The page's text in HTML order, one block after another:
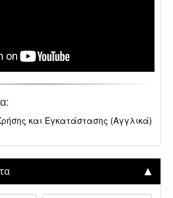
και Εγκατάστασης (Αγγλικά)